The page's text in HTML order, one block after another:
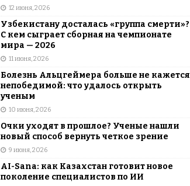
12 июня, 2026
Узбекистану досталась «группа смерти»?
С кем сыграет сборная на чемпионате
мира — 2026
11 июня, 2026
Болезнь Альцгеймера больше не кажется
непобедимой: что удалось открыть
ученым
10 июня, 2026
Очки уходят в прошлое? Ученые нашли
новый способ вернуть четкое зрение
9 июня, 2026
AI-Sana: как Казахстан готовит новое
поколение специалистов по ИИ